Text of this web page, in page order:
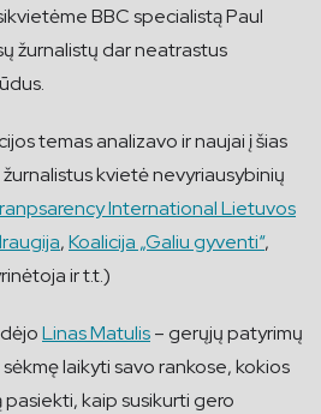
BBC specialistą Paul
žurnalistų dar neatrastus
temas analizavo ir naujai į šias
kvietė nevyriausybinių
International Lietuvos
,Koalicija „Galiu gyventi“,
ir t.t.)
Linas Matulis– gerųjų patyrimų
laikyti savo rankose, kokios
kaip susikurti gero